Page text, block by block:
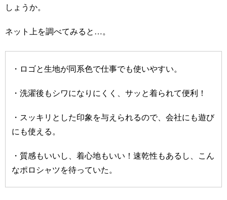
しょうか。
ネット上を調べてみると…。
・ロゴと生地が同系色で仕事でも使いやすい。
・洗濯後もシワになりにくく、サッと着られて便利！
・スッキリとした印象を与えられるので、会社にも遊び
にも使える。
・質感もいいし、着心地もいい！速乾性もあるし、こん
なポロシャツを待っていた。